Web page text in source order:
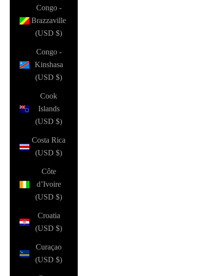
Congo -
Brazzaville
(USD $)
Congo -
Kinshasa
(USD $)
Cook
Islands
(USD $)
Costa Rica
(USD $)
Côte
d’Ivoire
(USD $)
Croatia
(USD $)
Curaçao
(USD $)